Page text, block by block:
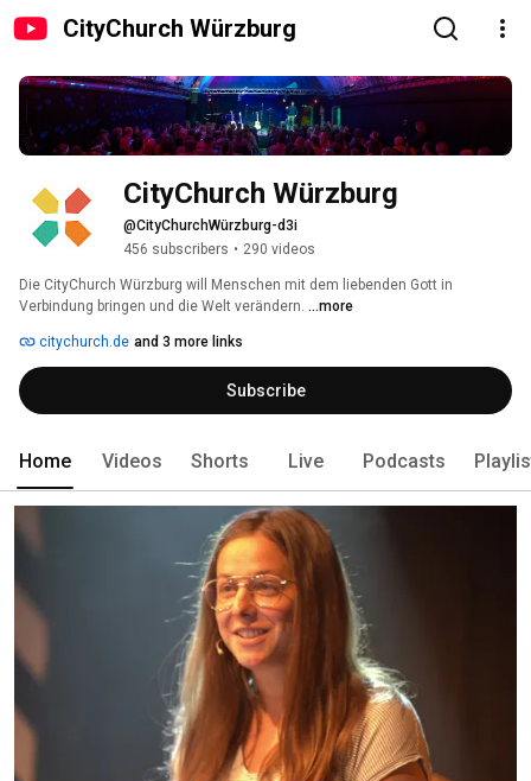
CityChurch Würzburg
CityChurch Würzburg
@CityChurchWürzburg-d3i
456 subscribers • 290 videos
Die CityChurch Würzburg will Menschen mit dem liebenden Gott in
Verbindung bringen und die Welt verändern. ...more
citychurch.de and 3 more links
Subscribe
Home Videos Shorts Live Podcasts